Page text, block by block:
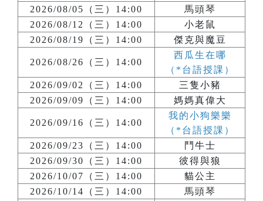
2026/08/05（三）14:00
馬頭琴
2026/08/12（三）14:00
小老鼠
2026/08/19（三）14:00
傑克與魔豆
2026/08/26（三）14:00
西瓜生在哪
（*台語授課）
2026/09/02（三）14:00
三隻小豬
2026/09/09（三）14:00
媽媽真偉大
2026/09/16（三）14:00
我的小狗樂樂
（*台語授課）
2026/09/23（三）14:00
鬥牛士
2026/09/30（三）14:00
彼得與狼
2026/10/07（三）14:00
貓公主
2026/10/14（三）14:00
馬頭琴